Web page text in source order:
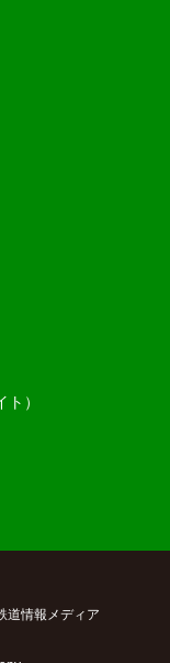
）
道情報メディア